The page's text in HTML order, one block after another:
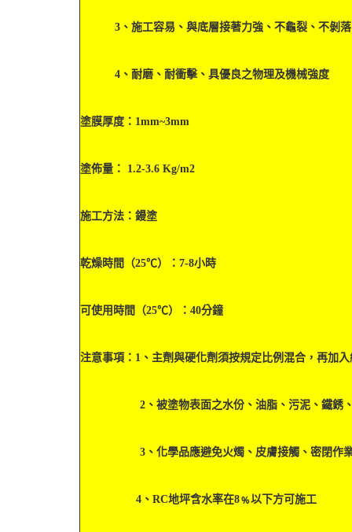
3、施工容易、與底層接著力強、不龜裂、不剝落
4、耐磨、耐衝擊、具優良之物理及機械強度
塗膜厚度：1mm~3mm
塗佈量： 1.2-3.6 Kg/m2
施工方法：鏝塗
乾燥時間（25℃）：7-8小時
可使用時間（25℃）：40分鐘
注意事項：1、主劑與硬化劑須按規定比例混合，再加
2、被塗物表面之水份、油脂、污泥、鐵銹、灰
3、化學品應避免火燭、皮膚接觸、密閉作
4、RC地坪含水率在8﹪以下方可施工